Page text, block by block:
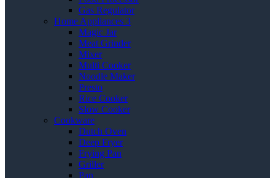
Gas Regulator
Home Appliances 3
Magic Jar
Meat Grinder
Mixer
Multi Cooker
Noodle Maker
Presto
Rice Cooker
Slow Cooker
Cookware
Dutch Oven
Deep Fryer
Frying Pan
Griller
Pan